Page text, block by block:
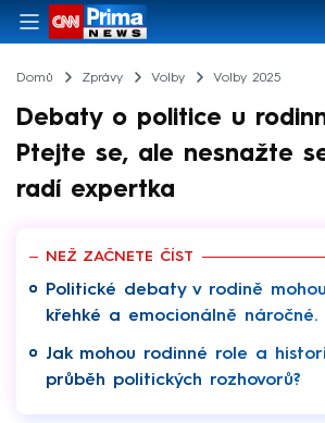
Domů Zprávy Volby Volby 2025
Debaty o politice u
Ptejte se, ale nesnažte
radí expertka
NEŽ ZAČNETE ČÍST
Politické debaty v rodině
křehké a emocionálně náročné.
Jak mohou rodinné role a
průběh politických rozhovorů?